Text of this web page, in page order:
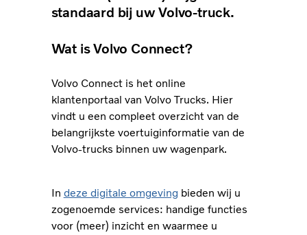
standaard bij uw Volvo-truck.
Wat is Volvo Connect?
Volvo Connect is het online
klantenportaal van Volvo Trucks. Hier
vindt u een compleet overzicht van de
belangrijkste voertuiginformatie van de
Volvo-trucks binnen uw wagenpark.
In deze digitale omgevingbieden wij u
zogenoemde services: handige functies
voor (meer) inzicht en waarmee u